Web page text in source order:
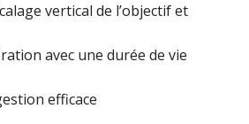
vertical de l’objectif et
avec une durée de vie
efficace